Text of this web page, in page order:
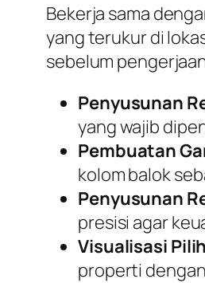
Bekerja sama
yang terukur di
sebelum
Penyusunan
yang wajib
Pembuatan
kolom balok
Penyusunan
presisi agar
Visualisasi
properti